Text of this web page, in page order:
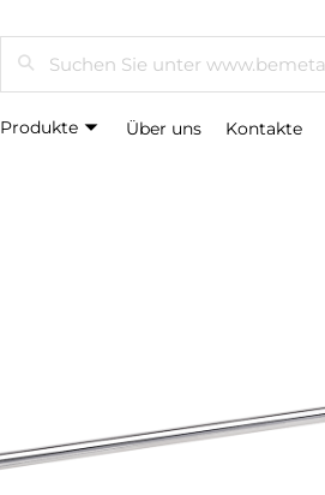
Suchen
Produkte Über uns Kontakte